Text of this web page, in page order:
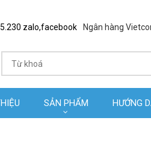
zalo,facebook Ngân hàng
SẢN PHẨM HƯỚNG